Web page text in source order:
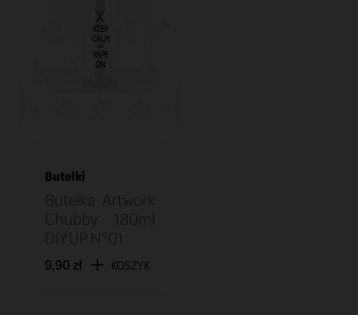
Butelki
Butelka Artwork
Chubby 180ml
DIY UP N°01
9,90 zł KOSZYK